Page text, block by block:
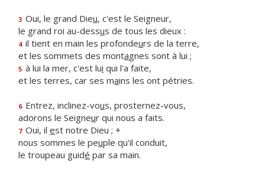
3 Oui, le grand Dieu, c'est le Seigneur,
le grand roi au-dessus de tous les dieux :
4 il tient en main les profondeurs de la terre,
et les sommets des montagnes sont à lui ;
5 à lui la mer, c'est lui qui l'a faite,
et les terres, car ses mains les ont pétries.
6 Entrez, inclinez-vous, prosternez-vous,
adorons le Seigneur qui nous a faits.
7 Oui, il est notre Dieu ; +
nous sommes le peuple qu'il conduit,
le troupeau guidé par sa main.